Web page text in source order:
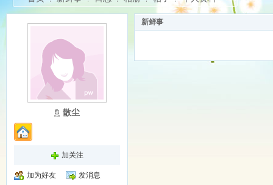
散尘
加关注
加为好友
发消息
新鲜事